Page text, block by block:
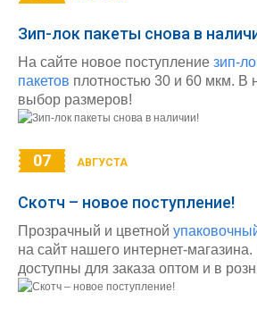
Зип-лок пакеты снова в
На сайте новое поступление зип-
пакетов плотностью 30 и 60 мкм. В
выбор размеров!
07 АВГУСТА
Скотч – новое поступление!
Прозрачный и цветной
на сайт нашего интернет-
доступны для заказа оптом и в